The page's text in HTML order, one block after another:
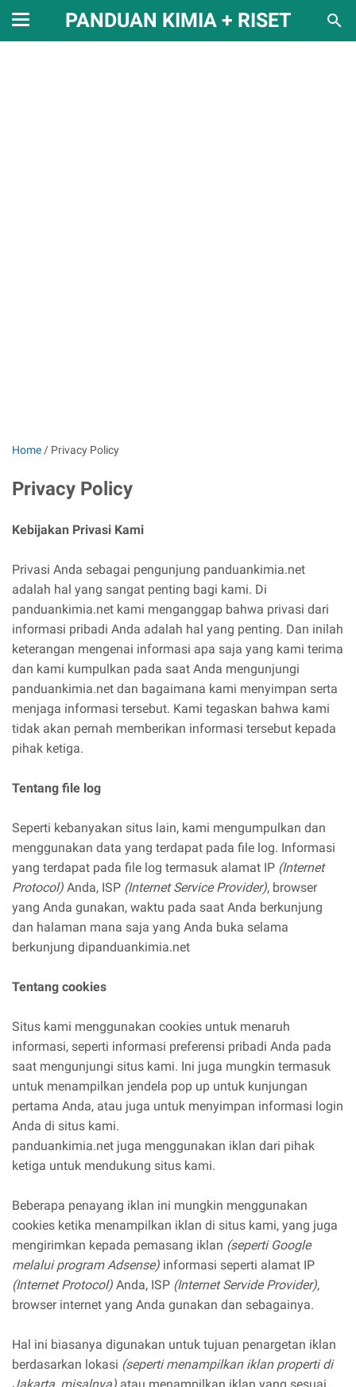
PANDUAN KIMIA + RISET
Home / Privacy Policy
Privacy Policy
Kebijakan Privasi Kami
Privasi Anda sebagai pengunjung panduankimia.net
adalah hal yang sangat penting bagi kami. Di
panduankimia.net kami menganggap bahwa privasi dari
informasi pribadi Anda adalah hal yang penting. Dan inilah
keterangan mengenai informasi apa saja yang kami terima
dan kami kumpulkan pada saat Anda mengunjungi
panduankimia.net dan bagaimana kami menyimpan serta
menjaga informasi tersebut. Kami tegaskan bahwa kami
tidak akan pernah memberikan informasi tersebut kepada
pihak ketiga.
Tentang file log
Seperti kebanyakan situs lain, kami mengumpulkan dan
menggunakan data yang terdapat pada file log. Informasi
yang terdapat pada file log termasuk alamat IP (Internet
Protocol) Anda, ISP (Internet Service Provider), browser
yang Anda gunakan, waktu pada saat Anda berkunjung
dan halaman mana saja yang Anda buka selama
berkunjung dipanduankimia.net
Tentang cookies
Situs kami menggunakan cookies untuk menaruh
informasi, seperti informasi preferensi pribadi Anda pada
saat mengunjungi situs kami. Ini juga mungkin termasuk
untuk menampilkan jendela pop up untuk kunjungan
pertama Anda, atau juga untuk menyimpan informasi login
Anda di situs kami.
panduankimia.net juga menggunakan iklan dari pihak
ketiga untuk mendukung situs kami.
Beberapa penayang iklan ini mungkin menggunakan
cookies ketika menampilkan iklan di situs kami, yang juga
mengirimkan kepada pemasang iklan (seperti Google
melalui program Adsense) informasi seperti alamat IP
(Internet Protocol) Anda, ISP (Internet Servide Provider),
browser internet yang Anda gunakan dan sebagainya.
Hal ini biasanya digunakan untuk tujuan penargetan iklan
berdasarkan lokasi (seperti menampilkan iklan properti di